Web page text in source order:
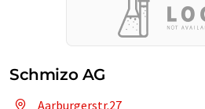
Schmizo AG
Aarburgerstr.27